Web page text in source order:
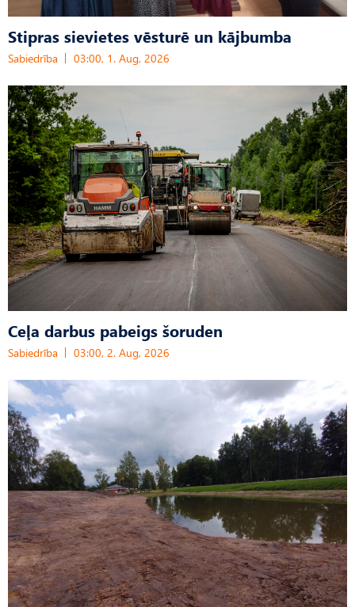
Stipras sievietes vēsturē un kājbumba
Sabiedrība 03:00, 1. Aug, 2026
Ceļa darbus pabeigs šoruden
Sabiedrība 03:00, 2. Aug, 2026